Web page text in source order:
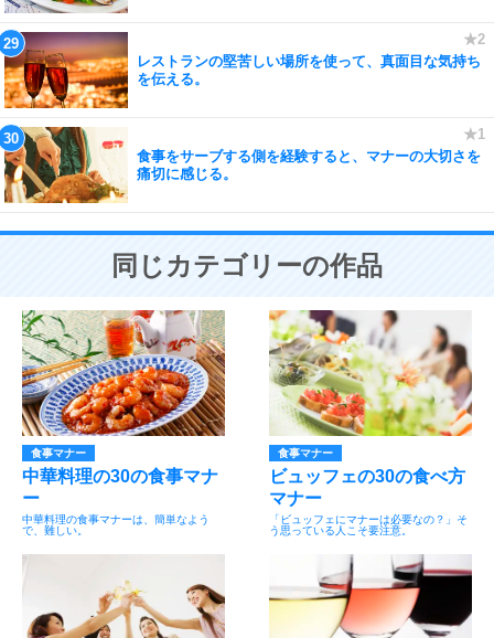
レストランの堅苦しい場所を使って、真面目な気持ち
を伝える。
食事をサーブする側を経験すると、マナーの大切さを
痛切に感じる。
同じカテゴリーの作品
食事マナー
中華料理の30の食事マナ
ー
中華料理の食事マナーは、簡単なよう
で、難しい。
食事マナー
ビュッフェの30の食べ方
マナー
「ビュッフェにマナーは必要なの？」そ
う思っている人こそ要注意。